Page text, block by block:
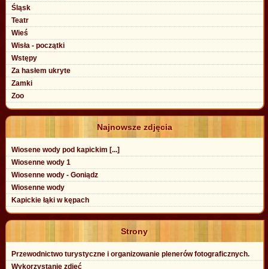
Śląsk
Teatr
Wieś
Wisła - początki
Wstępy
Za hasłem ukryte
Zamki
Zoo
Najnowsze zdjęcia
Wiosene wody pod kapickim [...]
Wiosenne wody 1
Wiosenne wody - Goniądz
Wiosenne wody
Kapickie łąki w kępach
Strony
Przewodnictwo turystyczne i organizowanie plenerów fotograficznych.
Wykorzystanie zdjęć